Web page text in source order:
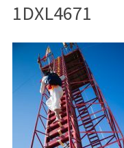
1DXL4671